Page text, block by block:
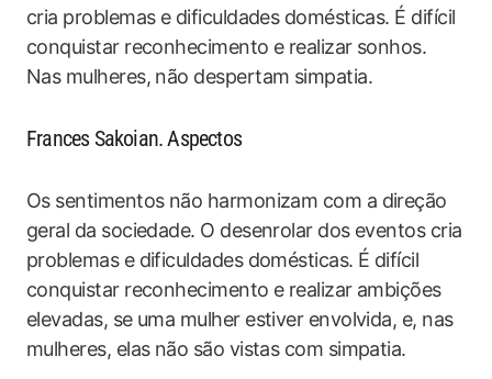
cria problemas e dificuldades domésticas. É difícil
conquistar reconhecimento e realizar sonhos.
Nas mulheres, não despertam simpatia.
Frances Sakoian. Aspectos
Os sentimentos não harmonizam com a direção
geral da sociedade. O desenrolar dos eventos cria
problemas e dificuldades domésticas. É difícil
conquistar reconhecimento e realizar ambições
elevadas, se uma mulher estiver envolvida, e, nas
mulheres, elas não são vistas com simpatia.